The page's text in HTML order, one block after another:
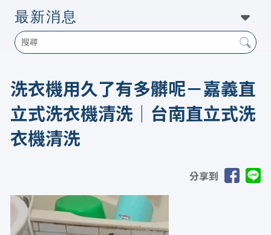
最新消息
洗衣機用久了有多髒呢－嘉義直
立式洗衣機清洗｜台南直立式洗
衣機清洗
分享到